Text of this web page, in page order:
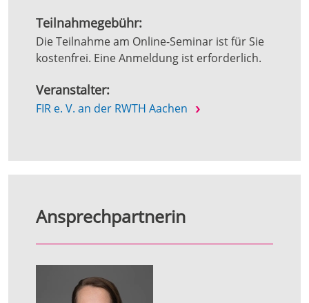
Teilnahmegebühr:
Die Teilnahme am Online-Seminar ist für Sie
kostenfrei. Eine Anmeldung ist erforderlich.
Veranstalter:
FIR e. V. an der RWTH Aachen
Ansprechpartnerin